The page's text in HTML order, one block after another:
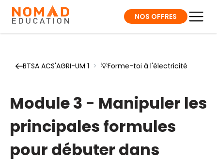
NOS OFFRES
BTSA ACS'AGRI-UM 1 > 💡Forme-toi à l'électricité
Module 3 - Manipuler les
principales formules
pour débuter dans